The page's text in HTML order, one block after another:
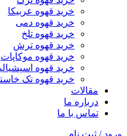
خرید قهوه عربیکا
خرید قهوه دمی
خرید قهوه تلخ
خرید قهوه ترش
خرید قهوه موکاپات
خرید قهوه
خرید قهوه تک
مقالات
درباره ما
تماس با ما
ورود / ثبت نام